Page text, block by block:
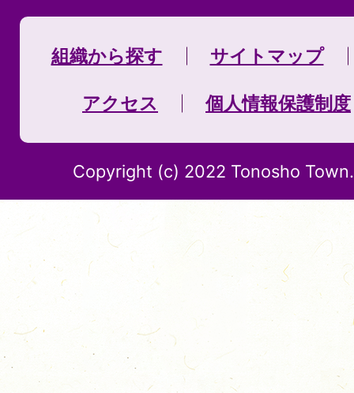
組織から探す サイトマップ
アクセス 個人情報保護制度
Copyright (c) 2022 Tonosho